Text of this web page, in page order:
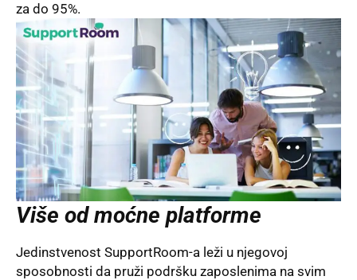
za do 95%.
Više od moćne platforme
Jedinstvenost SupportRoom-a leži u njegovoj
sposobnosti da pruži podršku zaposlenima na svim